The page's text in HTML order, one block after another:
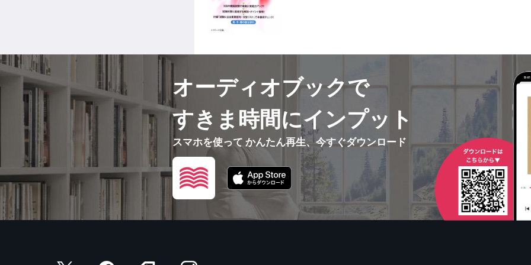
オーディオブックで
すきま時間にインプット
スマホを使って かんたん再生、今すぐダウンロード